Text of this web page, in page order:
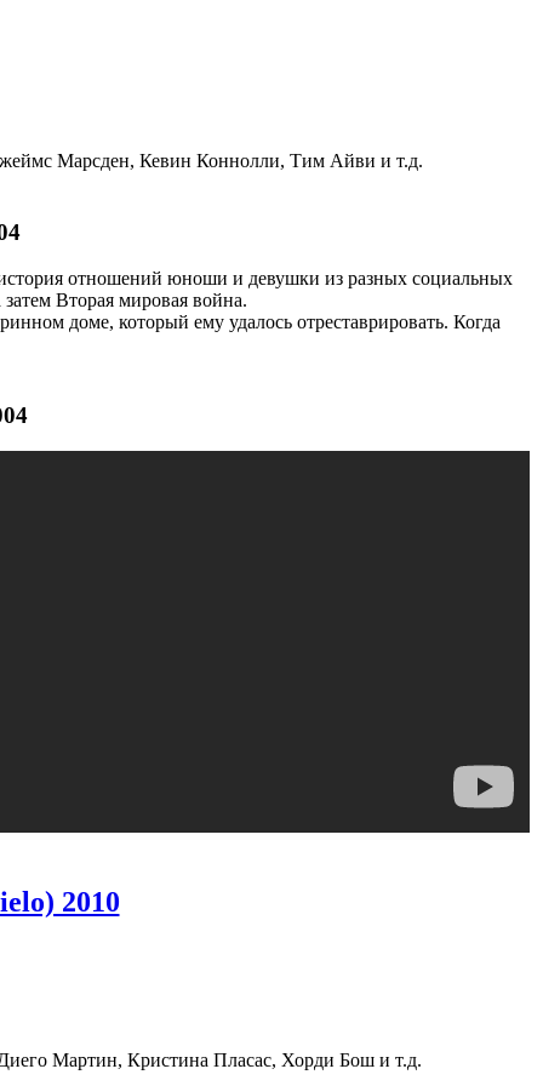
Марсден, Кевин Коннолли, Тим Айви и т.д.
отношений юноши и девушки из разных социальных
Вторая мировая война.
доме, который ему удалось отреставрировать. Когда
2010
Мартин, Кристина Пласас, Хорди Бош и т.д.